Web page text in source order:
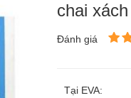
chai
Đánh giá
Tại EVA: